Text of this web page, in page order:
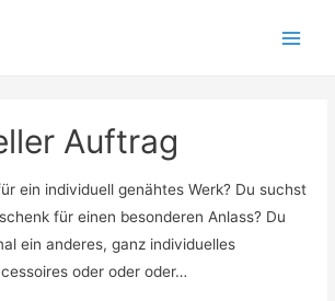
Auftrag
ein individuell genähtes Werk? Du suchst
für einen besonderen Anlass? Du
ein anderes, ganz individuelles
oder oder oder…